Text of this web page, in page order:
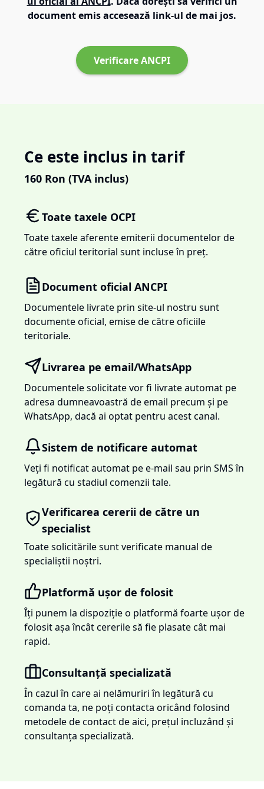
document emis accesează link-ul de mai jos.
Verificare ANCPI
Ce este inclus in tarif
160 Ron (TVA inclus)
Toate taxele OCPI
Toate taxele aferente emiterii documentelor de
către oficiul teritorial sunt incluse în preț.
Document oficial ANCPI
Documentele livrate prin site-ul nostru sunt
documente oficial, emise de către oficiile
teritoriale.
Livrarea pe email/WhatsApp
Documentele solicitate vor fi livrate automat pe
adresa dumneavoastră de email precum și pe
WhatsApp, dacă ai optat pentru acest canal.
Sistem de notificare automat
Veți fi notificat automat pe e-mail sau prin SMS în
legătură cu stadiul comenzii tale.
Verificarea cererii de către un
specialist
Toate solicitările sunt verificate manual de
specialiștii noștri.
Platformă ușor de folosit
Îți punem la dispoziție o platformă foarte ușor de
folosit așa încât cererile să fie plasate cât mai
rapid.
Consultanță specializată
În cazul în care ai nelămuriri în legătură cu
comanda ta, ne poți contacta oricând folosind
metodele de contact de aici, prețul incluzând și
consultanța specializată.